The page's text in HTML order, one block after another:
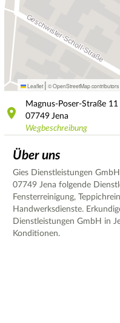
Leaflet | © OpenStreetMap contributors
Magnus-Poser-Straße 11
07749 Jena
Wegbeschreibung
Über uns
Gies Dienstleistungen
07749 Jena folgende
Fensterreinigung,
Handwerksdienste.
Dienstleistungen GmbH in
Konditionen.